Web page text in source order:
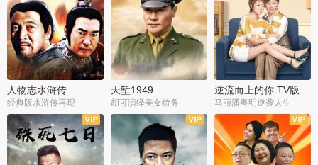
人物志水浒传
经典版水浒传再现
天堑1949
胡可演绎美女特务
逆流而上的你 TV版
马丽潘粤明逆袭人生
全34集
全21集 全35集